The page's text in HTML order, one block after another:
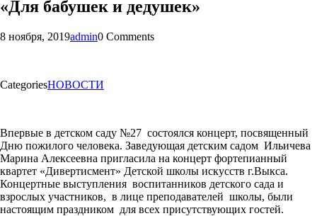
«Для бабушек и дедушек»
8 ноября, 2019admin0 Comments
CategoriesНОВОСТИ
Впервые в детском саду №27 состоялся концерт, посвященный
Дню пожилого человека. Заведующая детским садом Ильичева
Марина Алексеевна пригласила на концерт фортепианный
квартет «Дивертисмент» Детской школы искусств г.Выкса.
Концертные выступления воспитанников детского сада и
взрослых участников, в лице преподавателей школы, были
настоящим праздником для всех присутствующих гостей.